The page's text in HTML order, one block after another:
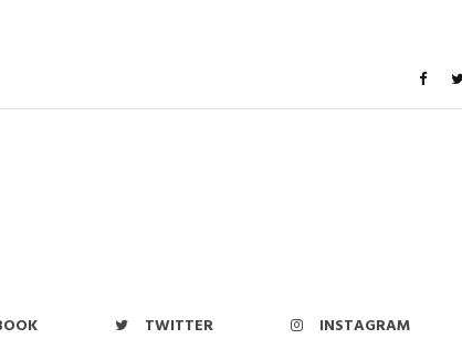
TWITTER INSTAGRAM